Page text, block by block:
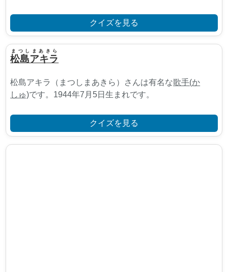
クイズを見る
松島アキラ
まつしまあきら
松島アキラ（まつしまあきら）さんは有名な歌手(か
しゅ)です。1944年7月5日生まれです。
クイズを見る